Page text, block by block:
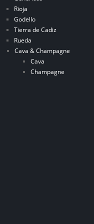
Rioja
Godello
Tierra de Cadiz
Rueda
Cava & Champagne
Cava
Champagne